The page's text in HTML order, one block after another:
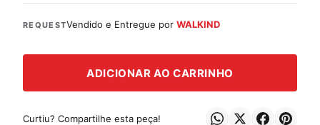
REQUESTVendido e Entregue porWALKIND
ADICIONAR AO CARRINHO
Curtiu? Compartilhe esta peça!